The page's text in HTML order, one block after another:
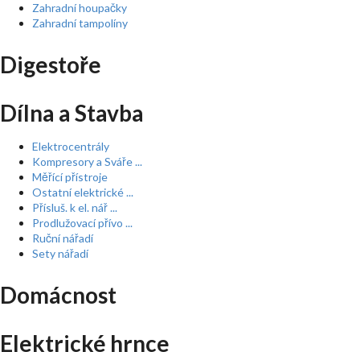
Zahradní houpačky
Zahradní tampolíny
Digestoře
Dílna a Stavba
Elektrocentrály
Kompresory a Sváře ...
Měřící přístroje
Ostatní elektrické ...
Přísluš. k el. nář ...
Prodlužovací přívo ...
Ruční nářadí
Sety nářadí
Domácnost
Elektrické hrnce